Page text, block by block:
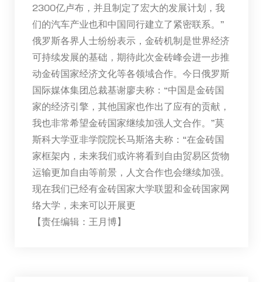
2300亿卢布，并且制定了宏大的发展计划，我
们的汽车产业也和中国同行建立了紧密联系。”
俄罗斯各界人士纷纷表示，金砖机制是世界经济
可持续发展的基础，期待此次金砖峰会进一步推
动金砖国家经济文化等各领域合作。今日俄罗斯
国际媒体集团总裁基谢廖夫称：“中国是金砖国
家的经济引擎，其他国家也作出了应有的贡献，
我也非常希望金砖国家继续加强人文合作。”莫
斯科大学亚非学院院长马斯洛夫称：“在金砖国
家框架内，未来我们或许将看到自由贸易区货物
运输更加自由等前景，人文合作也会继续加强。
现在我们已经有金砖国家大学联盟和金砖国家网
络大学，未来可以开展更
【责任编辑：王月博】